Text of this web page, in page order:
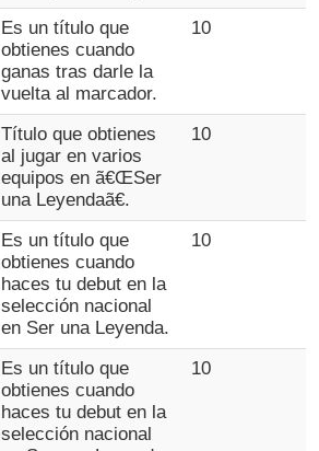
Es un título que
obtienes cuando
ganas tras darle la
vuelta al marcador.
10
Título que obtienes
al jugar en varios
equipos en ã€ŒSer
una Leyendaã€.
10
Es un título que
obtienes cuando
haces tu debut en la
selección nacional
en Ser una Leyenda.
10
Es un título que
obtienes cuando
haces tu debut en la
selección nacional
10